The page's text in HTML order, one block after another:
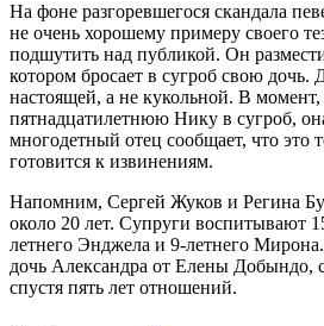
На фоне разгоревшегося скандала
не очень хорошему примеру своего
подшутить над публикой. Он
котором бросает в сугроб свою дочь.
настоящей, а не кукольной. В момент,
пятнадцатилетнюю Нику в сугроб,
многодетный отец сообщает, что это
готовится к извинениям.
Напомним, Сергей Жуков и Регина
около 20 лет. Супруги воспитывают
летнего Энджела и 9-летнего
дочь Александра от Елены Добындо,
спустя пять лет отношений.